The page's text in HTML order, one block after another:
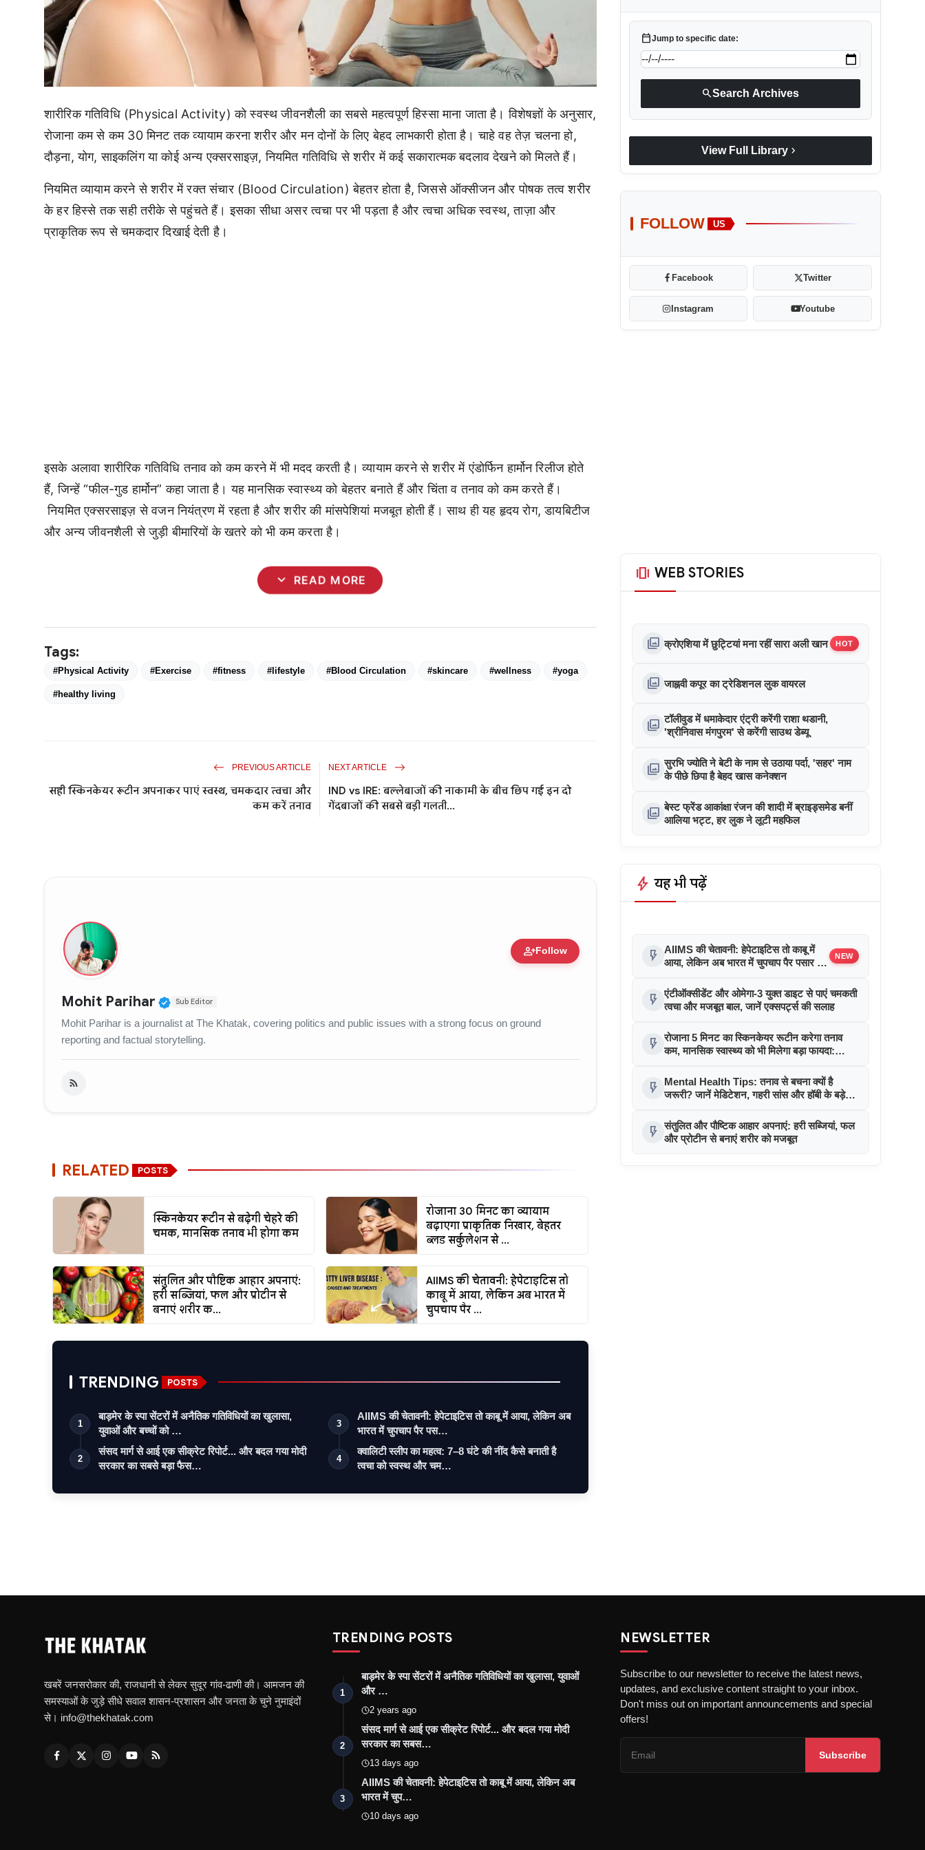
शारीरिक गतिविधि (Physical Activity) को स्वस्थ जीवनशैली का सबसे महत्वपूर्ण हिस्सा माना जाता है। विशेषज्ञों के अनुसार,
रोजाना कम से कम 30 मिनट तक व्यायाम करना शरीर और मन दोनों के लिए बेहद लाभकारी होता है। चाहे वह तेज़ चलना हो,
दौड़ना, योग, साइकलिंग या कोई अन्य एक्सरसाइज़, नियमित गतिविधि से शरीर में कई सकारात्मक बदलाव देखने को मिलते हैं।
नियमित व्यायाम करने से शरीर में रक्त संचार (Blood Circulation) बेहतर होता है, जिससे ऑक्सीजन और पोषक तत्व शरीर
के हर हिस्से तक सही तरीके से पहुंचते हैं। इसका सीधा असर त्वचा पर भी पड़ता है और त्वचा अधिक स्वस्थ, ताज़ा और
प्राकृतिक रूप से चमकदार दिखाई देती है।
इसके अलावा शारीरिक गतिविधि तनाव को कम करने में भी मदद करती है। व्यायाम करने से शरीर में एंडोर्फिन हार्मोन रिलीज होते
हैं, जिन्हें “फील-गुड हार्मोन” कहा जाता है। यह मानसिक स्वास्थ्य को बेहतर बनाते हैं और चिंता व तनाव को कम करते हैं।
नियमित एक्सरसाइज़ से वजन नियंत्रण में रहता है और शरीर की मांसपेशियां मजबूत होती हैं। साथ ही यह हृदय रोग, डायबिटीज
और अन्य जीवनशैली से जुड़ी बीमारियों के खतरे को भी कम करता है।
expand_more READ MORE
Tags:
#Physical Activity #Exercise #fitness #lifestyle #Blood Circulation #skincare #wellness #yoga
#healthy living
PREVIOUS ARTICLE
सही स्किनकेयर रूटीन अपनाकर पाएं स्वस्थ, चमकदार त्वचा और
कम करें तनाव
NEXT ARTICLE
IND vs IRE: बल्लेबाजों की नाकामी के बीच छिप गई इन दो
गेंदबाजों की सबसे बड़ी गलती...
person_addFollow
Mohit Parihar Verified Public Figure • 11 Jun, 2026
Sub Editor
Mohit Parihar is a journalist at The Khatak, covering politics and public issues with a strong focus on ground
reporting and factual storytelling.
RELATED POSTS
स्किनकेयर रूटीन से बढ़ेगी चेहरे की
चमक, मानसिक तनाव भी होगा कम
रोजाना 30 मिनट का व्यायाम
बढ़ाएगा प्राकृतिक निखार, बेहतर
ब्लड सर्कुलेशन से ...
संतुलित और पौष्टिक आहार अपनाएं:
हरी सब्जियां, फल और प्रोटीन से
बनाएं शरीर क...
AIIMS की चेतावनी: हेपेटाइटिस तो
काबू में आया, लेकिन अब भारत में
चुपचाप पैर ...
TRENDING POSTS
1
बाड़मेर के स्पा सेंटरों में अनैतिक गतिविधियों का खुलासा,
युवाओं और बच्चों को …
2
संसद मार्ग से आई एक सीक्रेट रिपोर्ट... और बदल गया मोदी
सरकार का सबसे बड़ा फैस…
3
AIIMS की चेतावनी: हेपेटाइटिस तो काबू में आया, लेकिन अब
भारत में चुपचाप पैर पस…
4
क्वालिटी स्लीप का महत्व: 7–8 घंटे की नींद कैसे बनाती है
त्वचा को स्वस्थ और चम…
calendar_todayJump to specific date:
searchSearch Archives
View Full Library chevron_right
FOLLOW US
Facebook Twitter
Instagram Youtube
amp_stories WEB STORIES
photo_library क्रोएशिया में छुट्टियां मना रहीं सारा अली खान HOT
photo_library जाह्नवी कपूर का ट्रेडिशनल लुक वायरल
photo_library टॉलीवुड में धमाकेदार एंट्री करेंगी राशा थडानी,
'श्रीनिवास मंगपुरम' से करेंगी साउथ डेब्यू
photo_library सुरभि ज्योति ने बेटी के नाम से उठाया पर्दा, 'सहर' नाम
के पीछे छिपा है बेहद खास कनेक्शन
photo_library बेस्ट फ्रेंड आकांक्षा रंजन की शादी में ब्राइड्समेड बनीं
आलिया भट्ट, हर लुक ने लूटी महफिल
bolt यह भी पढ़ें
flash_on AIIMS की चेतावनी: हेपेटाइटिस तो काबू में
आया, लेकिन अब भारत में चुपचाप पैर पसार रही
NEW
flash_on एंटीऑक्सीडेंट और ओमेगा-3 युक्त डाइट से पाएं चमकती
त्वचा और मजबूत बाल, जानें एक्सपर्ट्स की सलाह
flash_on रोजाना 5 मिनट का स्किनकेयर रूटीन करेगा तनाव
कम, मानसिक स्वास्थ्य को भी मिलेगा बड़ा फायदा:
flash_on
Mental Health Tips: तनाव से बचना क्यों है
जरूरी? जानें मेडिटेशन, गहरी सांस और हॉबी के बड़े
flash_on संतुलित और पौष्टिक आहार अपनाएं: हरी सब्जियां, फल
और प्रोटीन से बनाएं शरीर को मजबूत
खबरें जनसरोकार की, राजधानी से लेकर सुदूर गांव-ढाणी की। आमजन की
समस्याओं के जुड़े सीधे सवाल शासन-प्रशासन और जनता के चुने नुमाइंदों
से। info@thekhatak.com
TRENDING POSTS
1
बाड़मेर के स्पा सेंटरों में अनैतिक गतिविधियों का खुलासा, युवाओं
और …
2 years ago
2
संसद मार्ग से आई एक सीक्रेट रिपोर्ट... और बदल गया मोदी
सरकार का सबस…
13 days ago
3
AIIMS की चेतावनी: हेपेटाइटिस तो काबू में आया, लेकिन अब
भारत में चुप…
10 days ago
NEWSLETTER
Subscribe to our newsletter to receive the latest news,
updates, and exclusive content straight to your inbox.
Don't miss out on important announcements and special
offers!
Subscribe